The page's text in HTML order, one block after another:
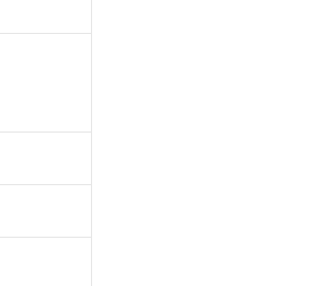
を証明するものではありません。
での期間は出荷製品に未対応品が
がない限り、2022年1月12日よ